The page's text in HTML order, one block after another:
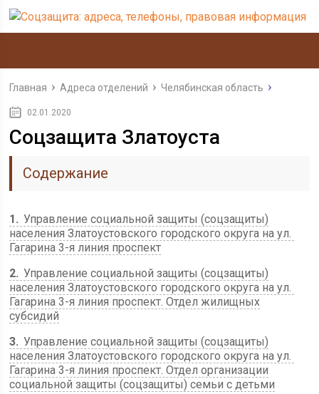
Главная Адреса отделений Челябинская область
02.01.2020
Соцзащита Златоуста
Содержание
1
Управление социальной защиты (соцзащиты)
населения Златоустовского городского округа на ул. ​
Гагарина 3-я линия проспект
2 Управление социальной защиты (соцзащиты)
населения Златоустовского городского округа на ул. ​
Гагарина 3-я линия проспект. Отдел жилищных
субсидий
3 Управление социальной защиты (соцзащиты)
населения Златоустовского городского округа на ул. ​
Гагарина 3-я линия проспект. Отдел организации
социальной защиты (соцзащиты) семьи с детьми